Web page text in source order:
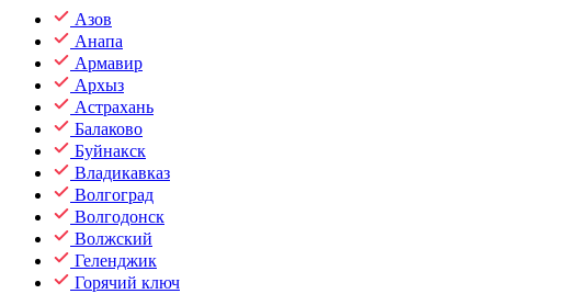
Азов
Анапа
Армавир
Архыз
Астрахань
Балаково
Буйнакск
Владикавказ
Волгоград
Волгодонск
Волжский
Геленджик
Горячий ключ